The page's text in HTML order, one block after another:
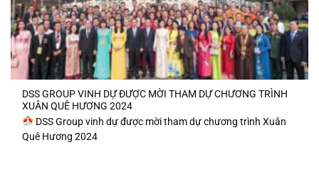
DSS GROUP VINH DỰ ĐƯỢC MỜI THAM DỰ CHƯƠNG TRÌNH
XUÂN QUÊ HƯƠNG 2024
DSS Group vinh dự được mời tham dự chương trình Xuân
Quê Hương 2024